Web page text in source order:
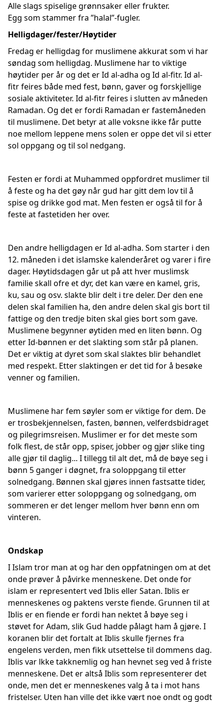
Alle slags spiselige grønnsaker eller frukter.
Egg som stammer fra ”halal”-fugler.
Helligdager/fester/Høytider
Fredag er helligdag for muslimene akkurat som vi har
søndag som helligdag. Muslimene har to viktige
høytider per år og det er Id al-adha og Id al-fitr. Id al-
fitr feires både med fest, bønn, gaver og forskjellige
sosiale aktiviteter. Id al-fitr feires i slutten av måneden
Ramadan. Og det er fordi Ramadan er fastemåneden
til muslimene. Det betyr at alle voksne ikke får putte
noe mellom leppene mens solen er oppe det vil si etter
sol oppgang og til sol nedgang.
Festen er fordi at Muhammed oppfordret muslimer til
å feste og ha det gøy når gud har gitt dem lov til å
spise og drikke god mat. Men festen er også til for å
feste at fastetiden her over.
Den andre helligdagen er Id al-adha. Som starter i den
12. måneden i det islamske kalenderåret og varer i fire
dager. Høytidsdagen går ut på att hver muslimsk
familie skall ofre et dyr, det kan være en kamel, gris,
ku, sau og osv. slakte blir delt i tre deler. Der den ene
delen skal familien ha, den andre delen skal gis bort til
fattige og den tredje biten skal gies bort som gave.
Muslimene begynner øytiden med en liten bønn. Og
etter Id-bønnen er det slakting som står på planen.
Det er viktig at dyret som skal slaktes blir behandlet
med respekt. Etter slaktingen er det tid for å besøke
venner og familien.
Muslimene har fem søyler som er viktige for dem. De
er trosbekjennelsen, fasten, bønnen, velferdsbidraget
og pilegrimsreisen. Muslimer er for det meste som
folk flest, de står opp, spiser, jobber og gjør slike ting
alle gjør til daglig... I tillegg til alt det, må de bøye seg i
bønn 5 ganger i døgnet, fra soloppgang til etter
solnedgang. Bønnen skal gjøres innen fastsatte tider,
som varierer etter soloppgang og solnedgang, om
sommeren er det lenger mellom hver bønn enn om
vinteren.
Ondskap
I Islam tror man at og har den oppfatningen om at det
onde prøver å påvirke menneskene. Det onde for
islam er representert ved Iblis eller Satan. Iblis er
menneskenes og paktens verste fiende. Grunnen til at
Iblis er en fiende er fordi han nektet å bøye seg i
støvet for Adam, slik Gud hadde pålagt ham å gjøre. I
koranen blir det fortalt at Iblis skulle fjernes fra
engelens verden, men fikk utsettelse til dommens dag.
Iblis var lkke takknemlig og han hevnet seg ved å friste
menneskene. Det er altså Iblis som representerer det
onde, men det er menneskenes valg å ta i mot hans
fristelser. Uten han ville det ikke vært noe ondt og godt